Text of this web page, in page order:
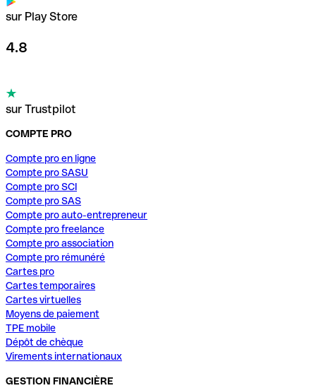
sur Play Store
4.8
sur Trustpilot
COMPTE PRO
Compte pro en ligne
Compte pro SASU
Compte pro SCI
Compte pro SAS
Compte pro auto-entrepreneur
Compte pro freelance
Compte pro association
Compte pro rémunéré
Cartes pro
Cartes temporaires
Cartes virtuelles
Moyens de paiement
TPE mobile
Dépôt de chèque
Virements internationaux
GESTION FINANCIÈRE